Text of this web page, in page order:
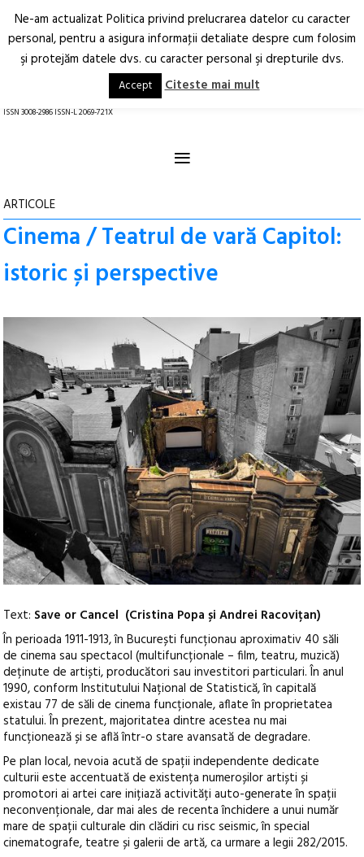
Arhitectură.
Oraș.
RO EN
ISSN 3008-2986 ISSN-L 2069-721X
≡
ARTICOLE
Cinema / Teatrul de vară Capitol:
istoric și perspective
Text: Save or Cancel (Cristina Popa și Andrei Racovițan)
În perioada 1911-1913, în București funcționau aproximativ 40 săli
de cinema sau spectacol (multifuncționale – film, teatru, muzică)
deținute de artiști, producători sau investitori particulari. În anul
1990, conform Institutului Național de Statistică, în capitală
existau 77 de săli de cinema funcționale, aflate în proprietatea
statului. În prezent, majoritatea dintre acestea nu mai
funcționează și se află într-o stare avansată de degradare.
Pe plan local, nevoia acută de spații independente dedicate
culturii este accentuată de existența numeroșilor artiști și
promotori ai artei care inițiază activități auto-generate în spații
neconvenționale, dar mai ales de recenta închidere a unui număr
mare de spații culturale din clădiri cu risc seismic, în special
cinematografe, teatre și galerii de artă, ca urmare a legii 282/2015.
Ne-am actualizat Politica privind prelucrarea datelor cu caracter
personal, pentru a asigura informaţii detaliate despre cum folosim
şi protejăm datele dvs. cu caracter personal şi drepturile dvs.
Accept Citeste mai mult